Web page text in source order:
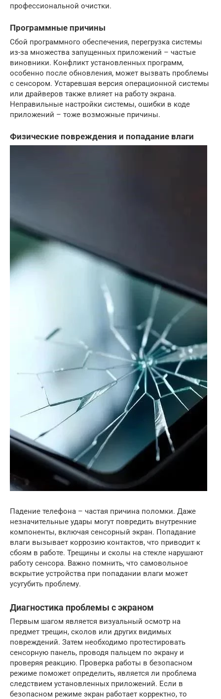
профессиональной очистки.
Программные причины
Сбой программного обеспечения, перегрузка системы
из-за множества запущенных приложений – частые
виновники. Конфликт установленных программ,
особенно после обновления, может вызвать проблемы
с сенсором. Устаревшая версия операционной системы
или драйверов также влияет на работу экрана.
Неправильные настройки системы, ошибки в коде
приложений – тоже возможные причины.
Физические повреждения и попадание влаги
Падение телефона – частая причина поломки. Даже
незначительные удары могут повредить внутренние
компоненты, включая сенсорный экран. Попадание
влаги вызывает коррозию контактов, что приводит к
сбоям в работе. Трещины и сколы на стекле нарушают
работу сенсора. Важно помнить, что самовольное
вскрытие устройства при попадании влаги может
усугубить проблему.
Диагностика проблемы с экраном
Первым шагом является визуальный осмотр на
предмет трещин, сколов или других видимых
повреждений. Затем необходимо протестировать
сенсорную панель, проводя пальцем по экрану и
проверяя реакцию. Проверка работы в безопасном
режиме поможет определить, является ли проблема
следствием установленных приложений. Если в
безопасном режиме экран работает корректно, то